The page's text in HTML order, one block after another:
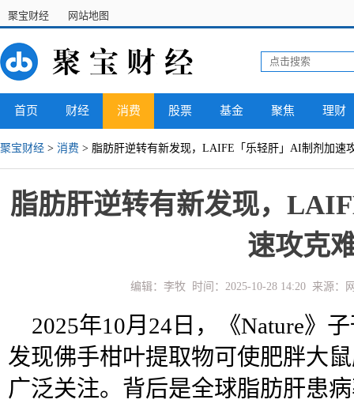
聚宝财经 网站地图
首页 财经 消费 股票 基金 聚焦 理财
聚宝财经 > 消费 > 脂肪肝逆转有新发现，LAIFE「乐轻肝」AI制剂加速
脂肪肝逆转有新发现，
速攻克
编辑：李牧 时间：2025-10-28 14:20 来源
2025年10月24日，《Nature》
发现佛手柑叶提取物可使肥胖大
广泛关注。背后是全球脂肪肝患